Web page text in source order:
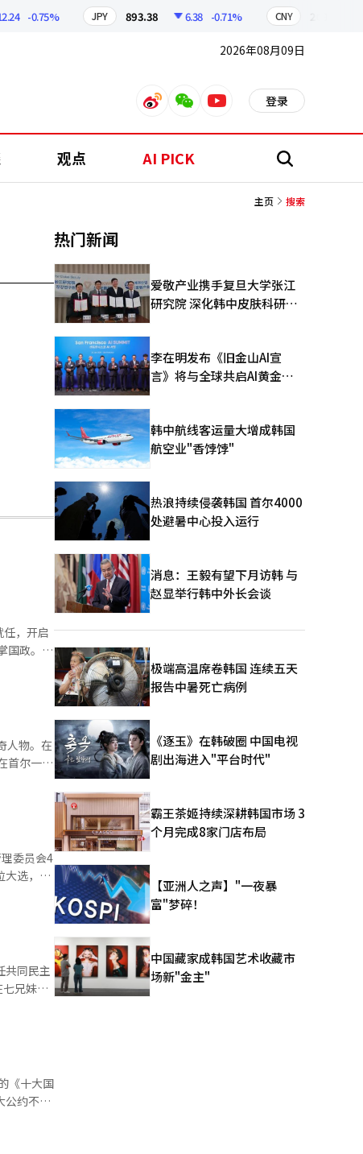
-0.75% JPY 893.38 6.38 -0.71% CNY
2026年08月09日
weiboweixinyoutube 登录
观点 AI PICK 搜
主页 搜索
，开启
肃面对国
失能而陷
瑰即使
道。他
。他强
他还
强化韩美
生能源
再受威
须恢复
人物。在
。当时
中注
政治之
妻子的
统选举
，继续
在结束
大选，中
共同民主
村务工
因长期
艰难的条
教育逆
《十大国
公约不仅
◆科
热门新闻
爱敬产业携手复旦大学张江
研究院 深化韩中皮肤科研合
李在明发布《旧金山AI宣
言》将与全球共启AI黄金时
韩中航线客运量大增成韩国
航空业"香饽饽"
热浪持续侵袭韩国 首尔4000
处避暑中心投入运行
消息：王毅有望下月访韩 与
赵显举行韩中外长会谈
极端高温席卷韩国 连续五天
报告中暑死亡病例
《逐玉》在韩破圈 中国电视
剧出海进入"平台时代"
霸王茶姬持续深耕韩国市场 3
个月完成8家门店布局
【亚洲人之声】"一夜暴
富"梦碎！
中国藏家成韩国艺术收藏市
场新"金主"